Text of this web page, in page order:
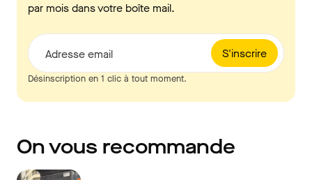
par mois dans votre boîte mail.
S'inscrire
Adresse email
Désinscription en 1 clic à tout moment.
On vous recommande